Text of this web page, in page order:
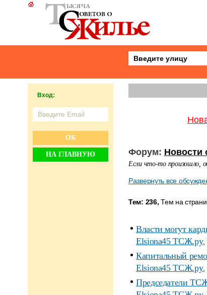
Вход:
ОК
НА ГЛАВНУЮ Форум:
Если что-то произошло,
Развернуть все
Тем: 236, Тем на
Власти могут
Elsiona45 ТСЖ.ру,
Капитальный
Elsiona45 ТСЖ.ру,
Председатели